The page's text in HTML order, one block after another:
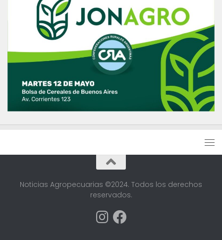
Noticias Agropecuarias ©2024. Todos los derechos
reservados.